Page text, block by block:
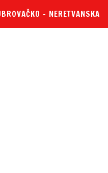
– NERETVANSKA